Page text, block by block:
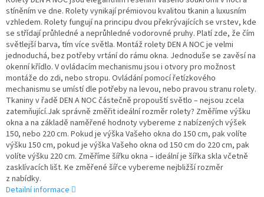
stíněním ve dne. Rolety vynikají prémiovou kvalitou tkanin a luxusním
vzhledem. Rolety fungují na principu dvou překrývajících se vrstev, kde
se střídají průhledné a neprůhledné vodorovné pruhy. Platí zde, že čím
světlejší barva, tím více světla. Montáž rolety DEN A NOC je velmi
jednoduchá, bez potřeby vrtání do rámu okna. Jednoduše se zavěsí na
okenní křídlo. V ovládacím mechanismu jsou i otvory pro možnost
montáže do zdi, nebo stropu. Ovládání pomocí řetízkového
mechanismu se umístí dle potřeby na levou, nebo pravou stranu rolety.
Tkaniny v řadě DEN A NOC částečně propouští světlo – nejsou zcela
zatemňující.Jak správně změřit ideální rozměr rolety? Změříme výšku
okna a na základě naměřené hodnoty vybereme z nabízených výšek
150, nebo 220 cm. Pokud je výška Vašeho okna do 150 cm, pak volíte
výšku 150 cm, pokud je výška Vašeho okna od 150 cm do 220 cm, pak
volíte výšku 220 cm. Změříme šířku okna – ideální je šířka skla včetně
zasklívacích lišt. Ke změřené šířce vybereme nejbližší rozměr
z nabídky.
Detailní informace